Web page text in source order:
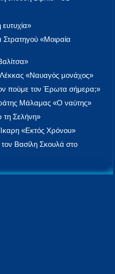
«Μοιραία
«Ναυαγός μονάχος»
πούμε τον Έρωτα σήμερα;»
Μάλαμας «Ο ναύτης»
τη Σελήνη»
«Εκτός Χρόνου»
Βασίλη Σκουλά στο